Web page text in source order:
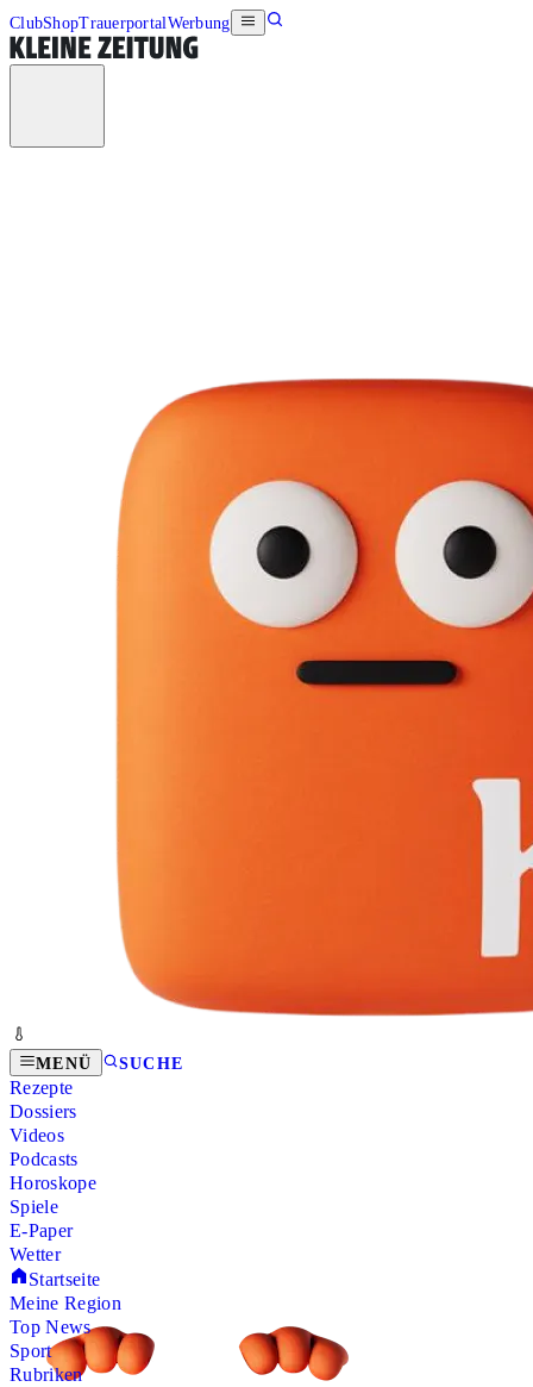
ClubShopTrauerportalWerbung
MENÜ SUCHE
Rezepte
Dossiers
Videos
Podcasts
Horoskope
Spiele
E-Paper
Wetter
Startseite
Meine Region
Top News
Sport
Rubriken